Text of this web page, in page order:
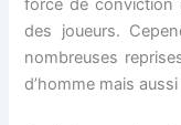
force de conviction
des joueurs.
nombreuses
d’homme mais